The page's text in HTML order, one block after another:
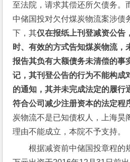
至法院，请求其偿还所欠债务。
中储国投对欠付煤炭物流案涉债
下，其仅在报纸上刊登减资公告
时、有效的方式告知煤炭物流，
报告其负有大额债务未清偿的事
记，其刊登公告的行为不能构成
的通知，其并未完成法定的履行
符合公司减少注册资本的法定程
炭物流不是已知债权人，上海昊
理由不能成立，本院不予支持。
根据减资前中储国投章程的